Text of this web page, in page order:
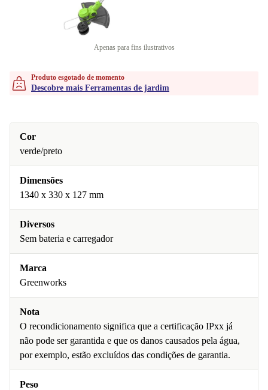
Apenas para fins ilustrativos
Produto esgotado de momento
Descobre mais Ferramentas de jardim
Cor
verde/preto
Dimensões
1340 x 330 x 127 mm
Diversos
Sem bateria e carregador
Marca
Greenworks
Nota
O recondicionamento significa que a certificação IPxx já
não pode ser garantida e que os danos causados pela água,
por exemplo, estão excluídos das condições de garantia.
Peso